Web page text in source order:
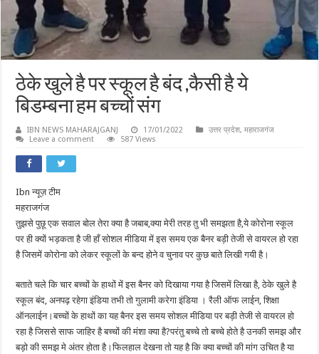
ठेके खुले है पर स्कूल है बंद ,कैसी है ये
बिडम्बना हम बच्चों संग
IBN NEWS MAHARAJGANJ 17/01/2022 उत्तर प्रदेश,महाराजगंज
Leave a comment
587 Views
Ibn न्यूज़ टीम
महराजगंज
तुझसे पुछू एक सवाल बोल तेरा क्या है जबाब,क्या मेरी तरह तु भी समझता है,ये कोरोना स्कूल
पर ही क्यों भड़कता है जी हाँ सोशल मीडिया में इस समय एक बैनर बड़ी तेजी से वायरल हो रहा
है जिसमें कोरोना को लेकर स्कूलों के बन्द होने व चुनाव पर कुछ बाते लिखी गयी है।
बताते चले कि चार बच्चों के हाथों में इस बैनर को दिखाया गया है जिसमें लिखा है, ठेके खुले है
स्कूल बंद, अनपढ़ रहेगा इंडिया तभी तो गुलामी करेगा इंडिया । रैली ऑफ लाईन, शिक्षा
ऑनलाईन।बच्चों के हाथों का यह बैनर इस समय सोशल मीडिया पर बड़ी तेजी से वायरल हो
रहा है जिससे साफ जाहिर है बच्चों की मंशा क्या है?परंतु बच्चे तो बच्चे होते है उनकी समझ और
बड़ो की समझ मे अंतर होता है।फिलहाल देखना तो यह है कि क्या बच्चों की मांग उचित है या